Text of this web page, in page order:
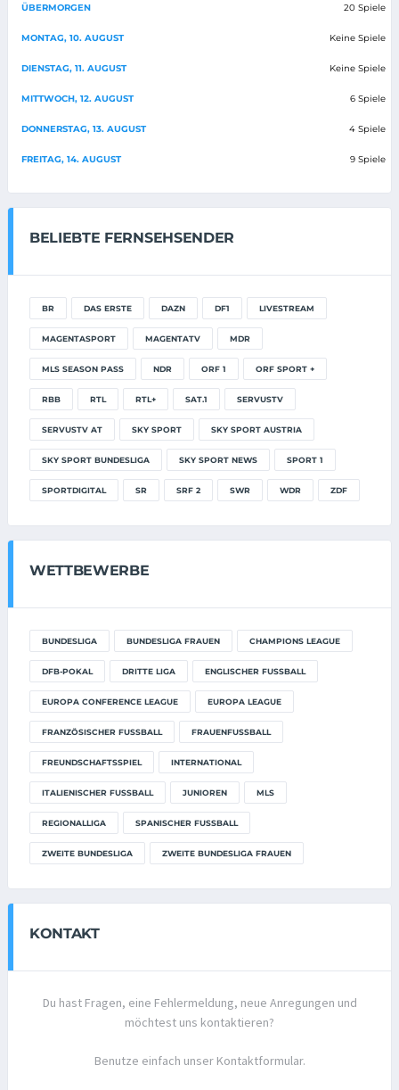
ÜBERMORGEN 20 Spiele
MONTAG, 10. AUGUST Keine Spiele
DIENSTAG, 11. AUGUST Keine Spiele
MITTWOCH, 12. AUGUST 6 Spiele
DONNERSTAG, 13. AUGUST 4 Spiele
FREITAG, 14. AUGUST 9 Spiele
BELIEBTE FERNSEHSENDER
BR DAS ERSTE DAZN DF1 LIVESTREAM
MAGENTASPORT MAGENTATV MDR
MLS SEASON PASS NDR ORF 1 ORF SPORT +
RBB RTL RTL+ SAT.1 SERVUSTV
SERVUSTV AT SKY SPORT SKY SPORT AUSTRIA
SKY SPORT BUNDESLIGA SKY SPORT NEWS SPORT 1
SPORTDIGITAL SR SRF 2 SWR WDR ZDF
WETTBEWERBE
BUNDESLIGA BUNDESLIGA FRAUEN CHAMPIONS LEAGUE
DFB-POKAL DRITTE LIGA ENGLISCHER FUSSBALL
EUROPA CONFERENCE LEAGUE EUROPA LEAGUE
FRANZÖSISCHER FUSSBALL FRAUENFUSSBALL
FREUNDSCHAFTSSPIEL INTERNATIONAL
ITALIENISCHER FUSSBALL JUNIOREN MLS
REGIONALLIGA SPANISCHER FUSSBALL
ZWEITE BUNDESLIGA ZWEITE BUNDESLIGA FRAUEN
KONTAKT
Du hast Fragen, eine Fehlermeldung, neue Anregungen und
möchtest uns kontaktieren?
Benutze einfach unser Kontaktformular.